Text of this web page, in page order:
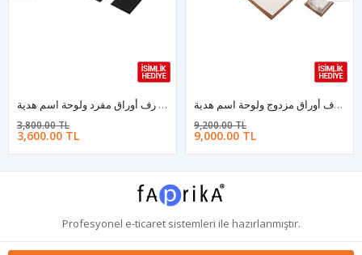
طقم مكتب جلد لون اسود – 10 قطع مع رف أوراق مفرد ولوحة اسم هدية
3,600.00 TL
3,800.00 TL
طقم مكتب جلد فاخر – لون ابيض – 11 قطعة مع رف أوراق مزدوج ولوحة اسم هدية
9,000.00 TL
9,200.00 TL
Profesyonel e-ticaretsistemleri ile hazırlanmıştır.